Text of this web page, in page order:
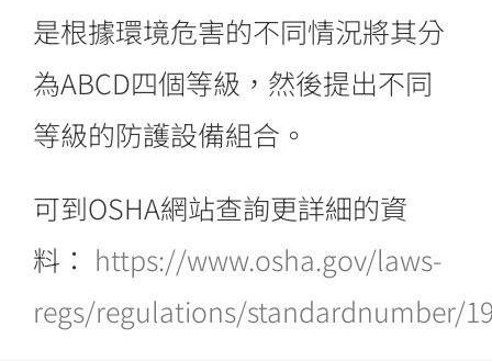
是根據環境危害的不同情況將其分
為ABCD四個等級，然後提出不同
等級的防護設備組合。
可到OSHA網站查詢更詳細的資
料： https://www.osha.gov/laws-
regs/regulations/standardnumber/